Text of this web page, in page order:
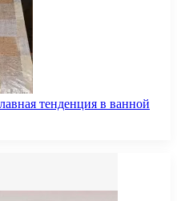
тенденция в ванной